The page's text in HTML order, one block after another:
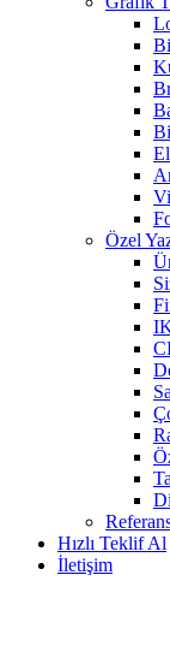
Özel
Hızlı Teklif Al
İletişim